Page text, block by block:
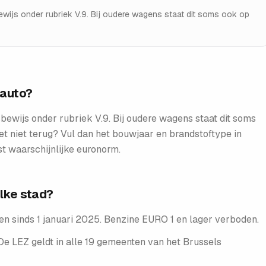
onder rubriek V.9. Bij oudere wagens staat dit soms ook op
onder rubriek V.9. Bij oudere wagens staat dit soms
niet terug? Vul dan het bouwjaar en brandstoftype in
waarschijnlijke euronorm.
stad?
sinds 1 januari 2025. Benzine EURO 1 en lager verboden.
LEZ geldt in alle 19 gemeenten van het Brussels